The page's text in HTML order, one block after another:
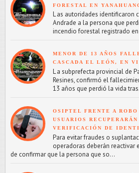
FORESTAL EN
L as autoridades identificaron
Andrade a la persona que
incendio forestal registrado
MENOR DE 13 AÑOS
CASCADA EL LEÓN, EN
L a subprefecta provincial de
Resines, confirmó el
13 años que perdió la vida
OSIPTEL FRENTE A
USUARIOS
VERIFICACIÓN DE
Para evitar fraudes o
operadoras deberán reactivar
de confirmar que la persona que so...